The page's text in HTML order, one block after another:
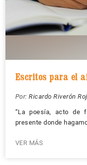
Escritos para el
Por: Ricardo Riverón
“La poesía, acto de
presente donde
VER MÁS